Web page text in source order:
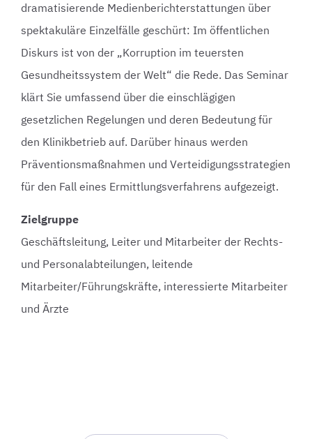
dramatisierende Medienberichterstattungen über
spektakuläre Einzelfälle geschürt: Im öffentlichen
Diskurs ist von der „Korruption im teuersten
Gesundheitssystem der Welt“ die Rede. Das Seminar
klärt Sie umfassend über die einschlägigen
gesetzlichen Regelungen und deren Bedeutung für
den Klinikbetrieb auf. Darüber hinaus werden
Präventionsmaßnahmen und Verteidigungsstrategien
für den Fall eines Ermittlungsverfahrens aufgezeigt.
Zielgruppe
Geschäftsleitung, Leiter und Mitarbeiter der Rechts-
und Personalabteilungen, leitende
Mitarbeiter/Führungskräfte, interessierte Mitarbeiter
und Ärzte